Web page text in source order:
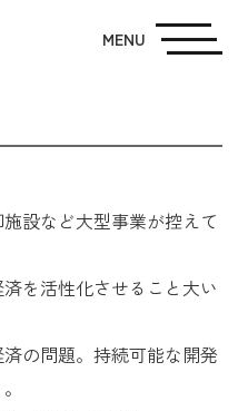
MENU
設など大型事業が控えて
を活性化させること大い
の問題。持続可能な開発